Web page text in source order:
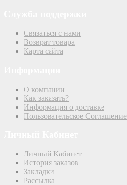
Связаться с нами
Возврат товара
Карта сайта
О компании
Как заказать?
Информация о доставке
Пользовательское Соглашение
Личный Кабинет
История заказов
Закладки
Рассылка